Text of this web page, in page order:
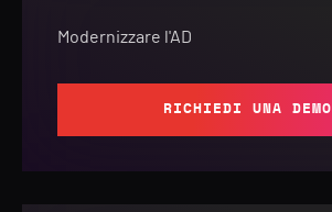
Modernizzare l'AD
RICHIEDI UNA DEMO